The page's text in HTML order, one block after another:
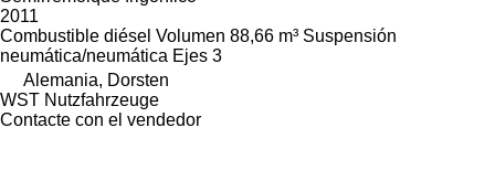
2011
Combustible diésel Volumen 88,66 m³ Suspensión
neumática/neumática Ejes 3
Alemania, Dorsten
WST Nutzfahrzeuge
Contacte con el vendedor